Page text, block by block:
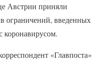
Австрии приняли
ограничений, введенных
коронавирусом.
«Главпоста»